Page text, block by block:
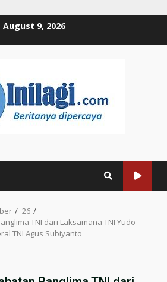
August 9, 2026
26
TNI dari Laksamana TNI Yudo
TNI Agus Subiyanto